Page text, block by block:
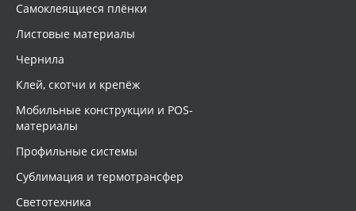
Самоклеящиеся плёнки
Листовые материалы
Чернила
Клей, скотчи и крепёж
Мобильные конструкции и POS-
материалы
Профильные системы
Сублимация и термотрансфер
Светотехника